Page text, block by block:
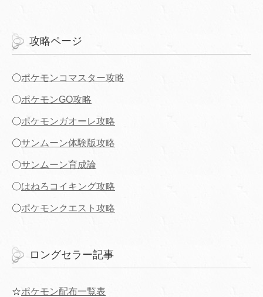
攻略ページ
〇ポケモンコマスター攻略
〇ポケモンGO攻略
〇ポケモンガオーレ攻略
〇サンムーン体験版攻略
〇サンムーン育成論
〇はねろコイキング攻略
〇ポケモンクエスト攻略
ロングセラー記事
☆ポケモン配布一覧表